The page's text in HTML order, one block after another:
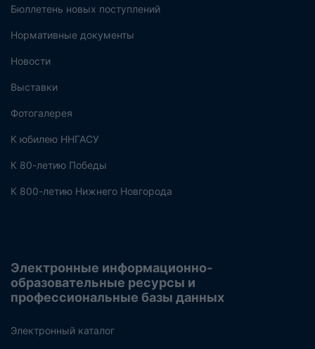
Бюллетень новых поступлений
Нормативные документы
Новости
Выставки
Фотогалерея
К юбилею ННГАСУ
К 80-летию Победы
К 800-летию Нижнего Новгорода
Электронные информационно-
образовательные ресурсы и
профессиональные базы данных
Электронный каталог